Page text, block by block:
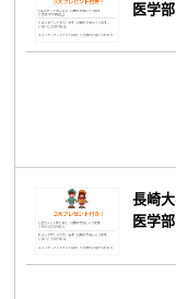
医学
長崎
医学